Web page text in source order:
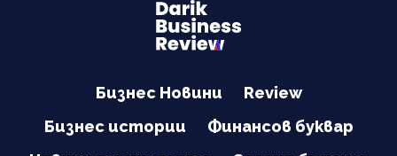
Бизнес Новини
Review
Бизнес истории
Финансов буквар